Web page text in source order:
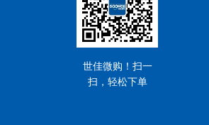
世佳微购！扫一
扫，轻松下单